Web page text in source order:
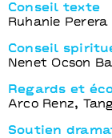
Conseil texte
Ruhanie Perera
Conseil
Nenet Ocson
Regards et
Arco Renz,
Soutien